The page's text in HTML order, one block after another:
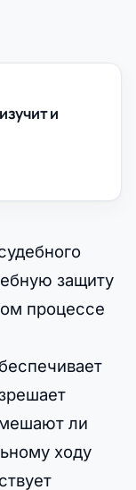
и
защиту
процессе
мешают ли
ходу